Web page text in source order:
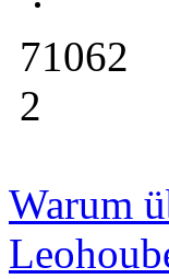
71062
2
Warum